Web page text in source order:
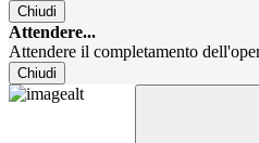
Chiudi
Attendere...
Attendere il completamento
Chiudi